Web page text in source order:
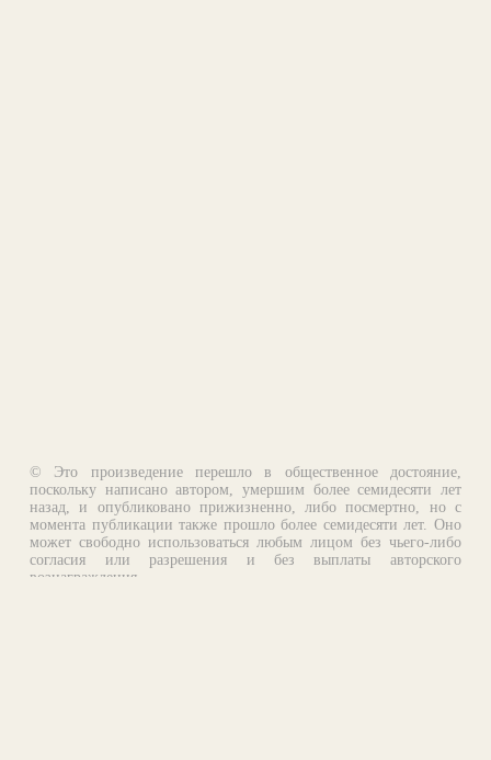
© Это произведение перешло в общественное достояние,
поскольку написано автором, умершим более семидесяти лет
назад, и опубликовано прижизненно, либо посмертно, но с
момента публикации также прошло более семидесяти лет. Оно
может свободно использоваться любым лицом без чьего-либо
согласия или разрешения и без выплаты авторского
вознаграждения.